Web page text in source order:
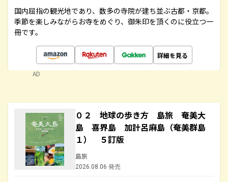
国内屈指の観光地であり、数多の寺院が建ち並ぶ古都・京都。
季節を楽しみながらお寺をめぐり、御朱印を頂くのに役立つ一
冊です。
詳細を見る
AD
０２ 地球の歩き方 島旅 奄美大
島 喜界島 加計呂麻島（奄美群島
１） ５訂版
島旅
2026.08.06 発売